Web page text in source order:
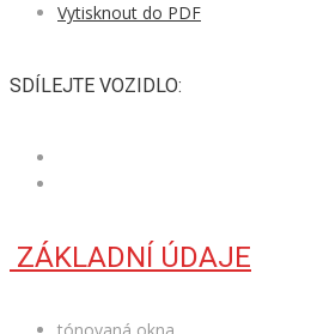
Vytisknout do PDF
SDÍLEJTE VOZIDLO:
ZÁKLADNÍ ÚDAJE